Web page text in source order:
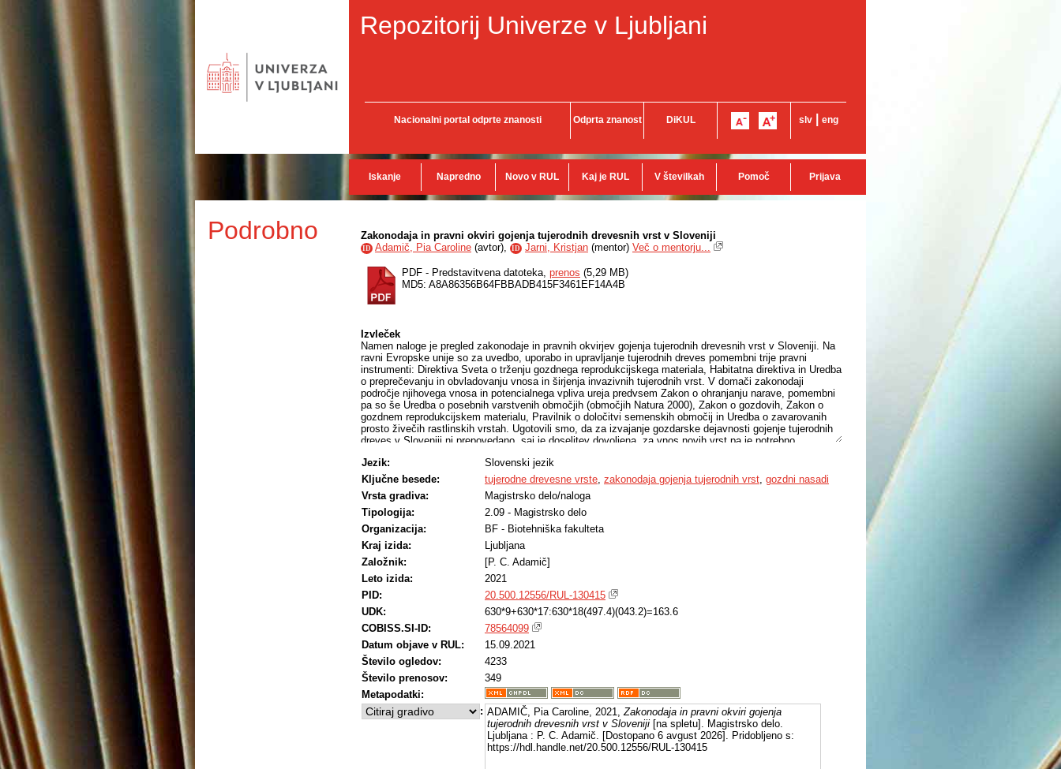
Repozitorij Univerze v Ljubljani
Nacionalni portal odprte znanosti Odprta znanost DiKUL slv eng
Iskanje Napredno Novo v RUL Kaj je RUL V številkah Pomoč Prijava
Podrobno Zakonodaja in pravni okviri gojenja tujerodnih drevesnih vrst v Sloveniji
ID Adamič, Pia Caroline (avtor), ID Jarni, Kristjan (mentor) Več o mentorju...
PDF - Predstavitvena datoteka, prenos (5,29 MB)
MD5: A8A86356B64FBBADB415F3461EF14A4B
Izvleček
Namen naloge je pregled zakonodaje in pravnih okvirjev gojenja tujerodnih drevesnih vrst v Sloveniji. Na
ravni Evropske unije so za uvedbo, uporabo in upravljanje tujerodnih dreves pomembni trije pravni
instrumenti: Direktiva Sveta o trženju gozdnega reprodukcijskega materiala, Habitatna direktiva in Uredba
o preprečevanju in obvladovanju vnosa in širjenja invazivnih tujerodnih vrst. V domači zakonodaji
področje njihovega vnosa in potencialnega vpliva ureja predvsem Zakon o ohranjanju narave, pomembni
pa so še Uredba o posebnih varstvenih območjih (območjih Natura 2000), Zakon o gozdovih, Zakon o
gozdnem reprodukcijskem materialu, Pravilnik o določitvi semenskih območij in Uredba o zavarovanih
prosto živečih rastlinskih vrstah. Ugotovili smo, da za izvajanje gozdarske dejavnosti gojenje tujerodnih
dreves v Sloveniji ni prepovedano, saj je doselitev dovoljena, za vnos novih vrst pa je potrebno
ki bi lahko bile zaradi boljše odpornosti proti biotskim in abiotskim dejavnikom ključne pri prilagajanju na
podnebne spremembe, hkrati pa so zaradi hitre rasti in kakovostnega lesa gospodarsko zanimive.
Jezik:
Slovenski jezik
Ključne besede:
tujerodne drevesne vrste, zakonodaja gojenja tujerodnih vrst, gozdni nasadi
Vrsta gradiva:
Magistrsko delo/naloga
Tipologija:
2.09 - Magistrsko delo
Organizacija:
BF - Biotehniška fakulteta
Kraj izida:
Ljubljana
Založnik:
[P. C. Adamič]
Leto izida:
2021
PID:
20.500.12556/RUL-130415
UDK:
630*9+630*17:630*18(497.4)(043.2)=163.6
COBISS.SI-ID:
78564099
Datum objave v RUL:
15.09.2021
Število ogledov:
4233
Število prenosov:
349
Metapodatki:
: ADAMIČ, Pia Caroline, 2021,Zakonodaja in pravni okviri gojenja
tujerodnih drevesnih vrst v Sloveniji [na spletu]. Magistrsko delo.
Ljubljana : P. C. Adamič. [Dostopano 6 avgust 2026]. Pridobljeno s:
https://hdl.handle.net/20.500.12556/RUL-130415